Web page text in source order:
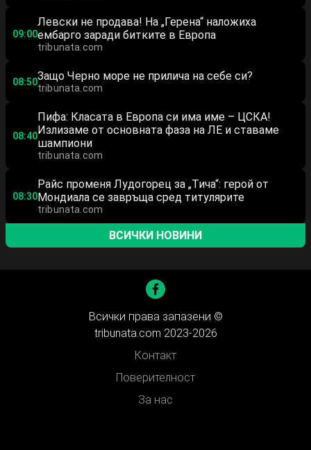
09:00
Левски не продава! На „Герена“ наложиха
ембарго заради битките в Европа
tribunata.com
08:50Защо Черно море не прилича на себе си?
tribunata.com
08:40
Пифа: Класата в Европа си има име – ЦСКА!
Излизаме от основната фаза на ЛЕ и ставаме
шампиони
tribunata.com
08:30
Райс променя Лудогорец за „Тича“: герой от
Мондиала се завръща сред титулярите
tribunata.com
ВСИЧКИ НОВИНИ
Всички права запазени ©
tribunata.com 2023-2026
Контакт
Поверителност
За нас